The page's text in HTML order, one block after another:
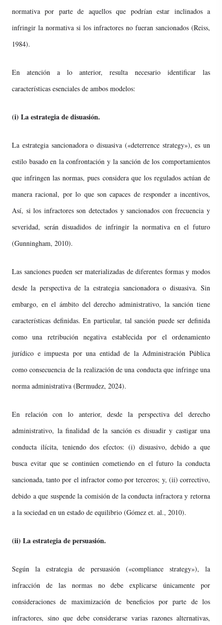
normativa por parte de aquellos que podrían estar inclinados a
infringir la normativa si los infractores no fueran sancionados (Reiss,
1984).
En atención a lo anterior, resulta necesario identificar las
características esenciales de ambos modelos:
(i) La estrategia de disuasión.
La estrategia sancionadora o disuasiva («deterrence strategy»), es un
estilo basado en la confrontación y la sanción de los comportamientos
que infringen las normas, pues considera que los regulados actúan de
manera racional, por lo que son capaces de responder a incentivos,
Así, si los infractores son detectados y sancionados con frecuencia y
severidad, serán disuadidos de infringir la normativa en el futuro
(Gunningham, 2010).
Las sanciones pueden ser materializadas de diferentes formas y modos
desde la perspectiva de la estrategia sancionadora o disuasiva. Sin
embargo, en el ámbito del derecho administrativo, la sanción tiene
características definidas. En particular, tal sanción puede ser definida
como una retribución negativa establecida por el ordenamiento
jurídico e impuesta por una entidad de la Administración Pública
como consecuencia de la realización de una conducta que infringe una
norma administrativa (Bermudez, 2024).
En relación con lo anterior, desde la perspectiva del derecho
administrativo, la finalidad de la sanción es disuadir y castigar una
conducta ilícita, teniendo dos efectos: (i) disuasivo, debido a que
busca evitar que se continúen cometiendo en el futuro la conducta
sancionada, tanto por el infractor como por terceros; y, (ii) correctivo,
debido a que suspende la comisión de la conducta infractora y retorna
a la sociedad en un estado de equilibrio (Gómez et. al., 2010).
(ii) La estrategia de persuasión.
Según la estrategia de persuasión («compliance strategy»), la
infracción de las normas no debe explicarse únicamente por
consideraciones de maximización de beneficios por parte de los
infractores, sino que debe considerarse varias razones alternativas,